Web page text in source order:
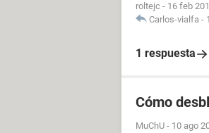
roltejc - 16 feb
Carlos-vialfa -
1 respuesta
Cómo
MuChU - 10 ago